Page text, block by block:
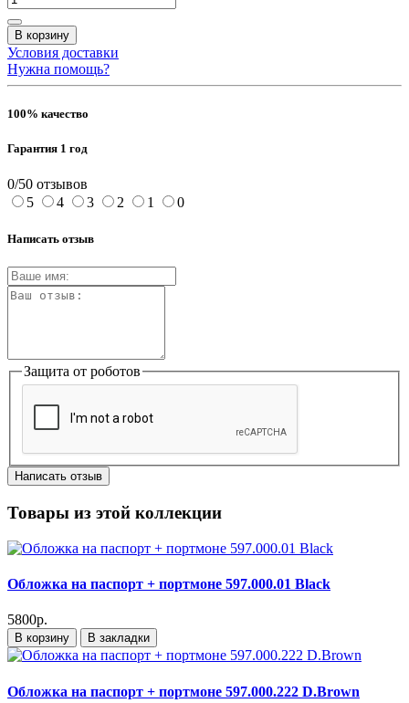
В корзину
Условия доставки
Нужна помощь?
100% качество
Гарантия 1 год
0/50 отзывов
5
4 3 2 1 0
Написать отзыв
Защита от роботов
Написать отзыв
Товары из этой коллекции
Обложка на паспорт + портмоне 597.000.01 Black
5800р.
В корзину В закладки
Обложка на паспорт + портмоне 597.000.222 D.Brown